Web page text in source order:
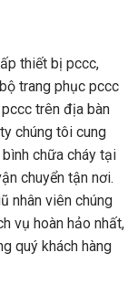
thiết bị pccc,
trang phục pccc
trên địa bàn
chúng tôi cung
chữa cháy tại
chuyển tận nơi.
nhân viên chúng
vụ hoàn hảo nhất,
quý khách hàng
Liễu Giai Tower